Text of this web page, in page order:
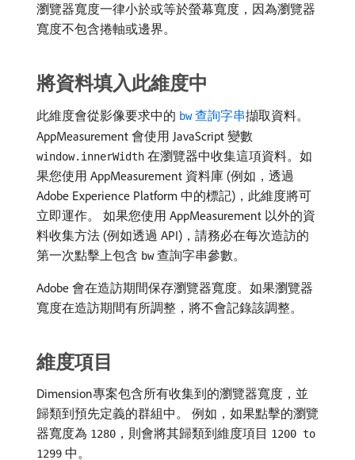
瀏覽器寬度一律小於或等於螢幕寬度，因為瀏覽器
寬度不包含捲軸或邊界。
將資料填入此維度中
此維度會從影像要求中的 bw查詢字串擷取資料。
AppMeasurement 會使用 JavaScript 變數
window.innerWidth 在瀏覽器中收集這項資料。如
果您使用 AppMeasurement 資料庫 (例如，透過
Adobe Experience Platform 中的標記)，此維度將可
立即運作。 如果您使用 AppMeasurement 以外的資
料收集方法 (例如透過 API)，請務必在每次造訪的
第一次點擊上包含 bw查詢字串參數。
Adobe 會在造訪期間保存瀏覽器寬度。如果瀏覽器
寬度在造訪期間有所調整，將不會記錄該調整。
維度項目
Dimension專案包含所有收集到的瀏覽器寬度，並
歸類到預先定義的群組中。 例如，如果點擊的瀏覽
器寬度為 1280 ，則會將其歸類到維度項目 1200 to
1299 中。